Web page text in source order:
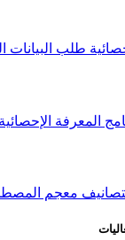
طلب البيانات
المعرفة الإحصائية
معجم